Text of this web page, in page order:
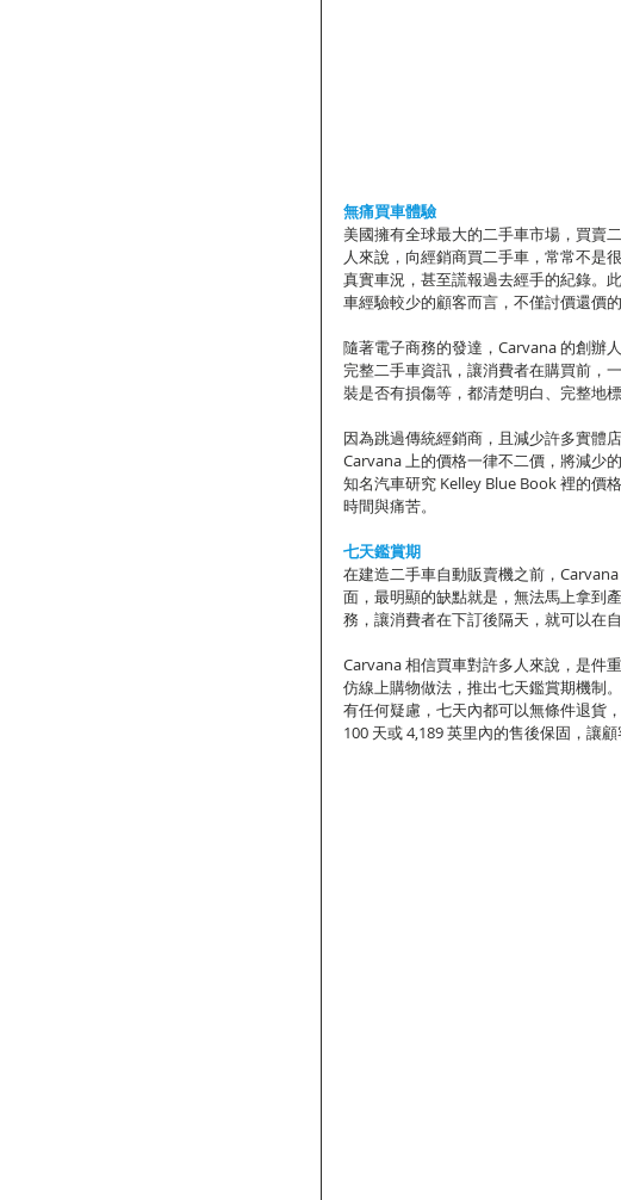
無痛買車體驗
美國擁有全球最大的二手車市場，買賣
人來說，向經銷商買二手車，常常不是
真實車況，甚至謊報過去經手的紀錄。
車經驗較少的顧客而言，不僅討價還價
隨著電子商務的發達，Carvana 的創辦
完整二手車資訊，讓消費者在購買前，
裝是否有損傷等，都清楚明白、完整地標
因為跳過傳統經銷商，且減少許多實體
Carvana 上的價格一律不二價，將減少
知名汽車研究 Kelley Blue Book 裡的價
時間與痛苦。
七天鑑賞期
在建造二手車自動販賣機之前，
面，最明顯的缺點就是，無法馬上拿到
務，讓消費者在下訂後隔天，就可以在
Carvana 相信買車對許多人來說，是件
仿線上購物做法，推出七天鑑賞期機制
有任何疑慮，七天內都可以無條件退貨
100 天或 4,189 英里內的售後保固，讓顧